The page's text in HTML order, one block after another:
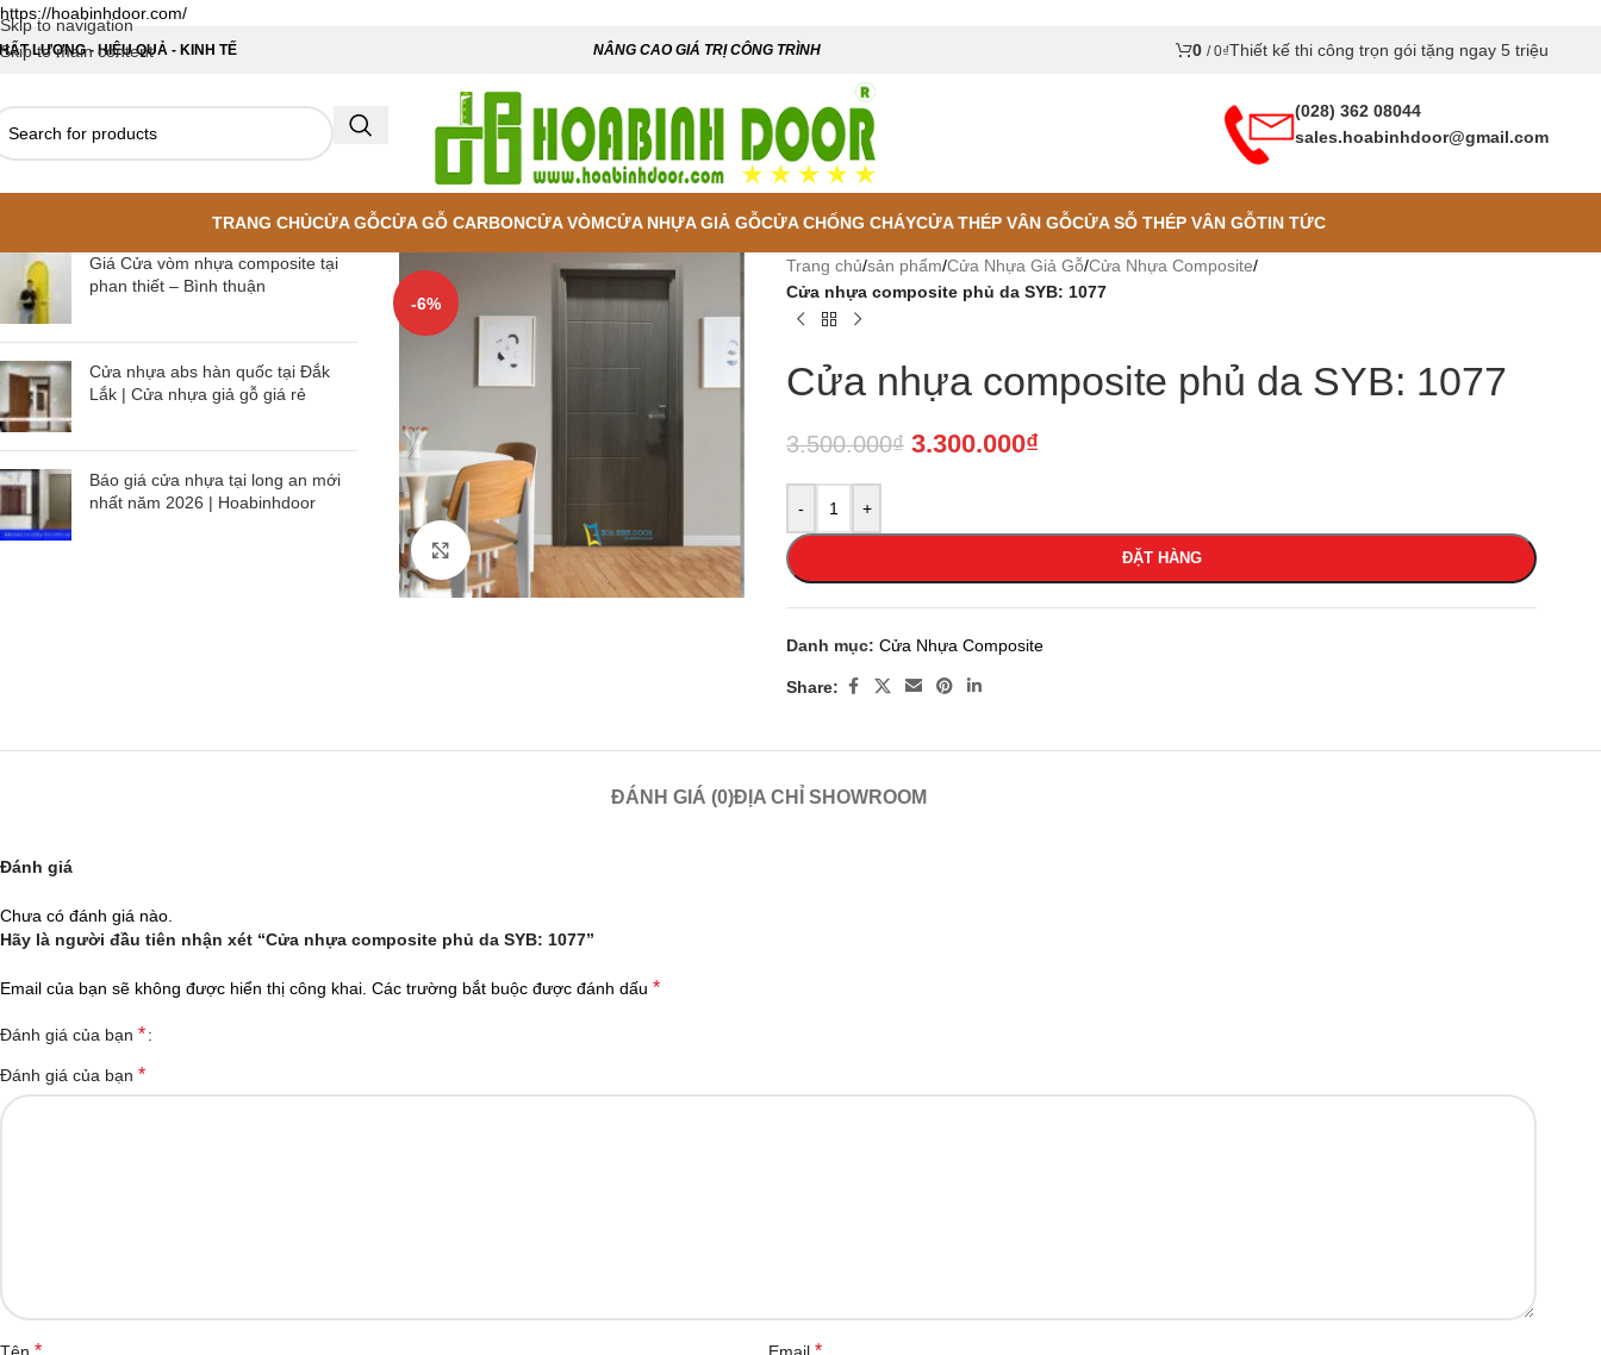
https://hoabinhdoor.com/
Skip to navigation
Skip to main content
LƯỢNG - HIỆU QUẢ - KINH TẾ NÂNG CAO GIÁ TRỊ CÔNG TRÌNH 0 / 0₫Thiết kế thi công trọn gói tặng ngay 5 triệu
(028) 362 08044
sales.hoabinhdoor@gmail.com
TRANG CHỦCỬA GỖCỬA GỖ CARBONCỬA VÒMCỬA NHỰA GIẢ GỖCỬA CHỐNG CHÁYCỬA THÉP VÂN GỖCỬA SỖ THÉP VÂN GỖTIN TỨC
Giá Cửa vòm nhựa composite tại
phan thiết – Bình thuận
Cửa nhựa abs hàn quốc tại Đắk
Lắk | Cửa nhựa giả gỗ giá rẻ
Báo giá cửa nhựa tại long an mới
nhất năm 2026 | Hoabinhdoor
-6%
Click to enlarge
Trang chủ/sản phẩm/Cửa Nhựa Giả Gỗ/Cửa Nhựa Composite/
Cửa nhựa composite phủ da SYB: 1077
Cửa nhựa composite phủ da SYB: 1077
3.500.000₫ 3.300.000₫
- +
ĐẶT HÀNG
Danh mục: Cửa Nhựa Composite
Share:
ĐÁNH GIÁ (0)ĐỊA CHỈ SHOWROOM
Đánh giá
Chưa có đánh giá nào.
Hãy là người đầu tiên nhận xét “Cửa nhựa composite phủ da SYB: 1077”
Email của bạn sẽ không được hiển thị công khai. Các trường bắt buộc được đánh dấu *
Đánh giá của bạn *
Đánh giá của bạn *
* *